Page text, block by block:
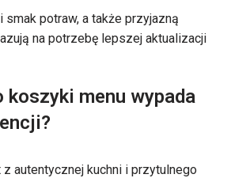
smak potraw, a także przyjazną
na potrzebę lepszej aktualizacji
koszyki menu wypada
autentycznej kuchni i przytulnego